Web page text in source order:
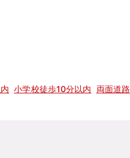
小学校徒歩10分以内 両面道路